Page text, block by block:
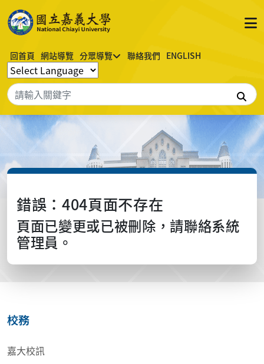
回首頁 網站導覽 分眾導覽 聯絡我們 ENGLISH
搜尋
錯誤：404頁面不存在
頁面已變更或已被刪除，請聯絡系統
管理員。
校務
嘉大校訊